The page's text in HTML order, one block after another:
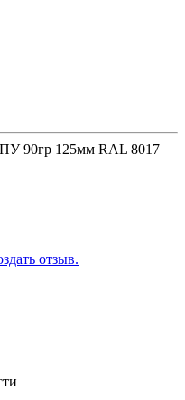
90гр 125мм RAL 8017
отзыв.